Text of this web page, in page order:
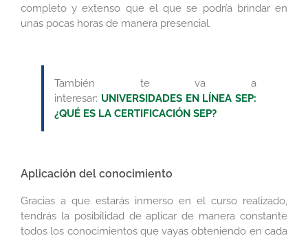
completo y extenso que el que se podría brindar en
unas pocas horas de manera presencial.
También te va a
interesar: UNIVERSIDADES EN LÍNEA SEP:
¿QUÉ ES LA CERTIFICACIÓN SEP?
Aplicación del conocimiento
Gracias a que estarás inmerso en el curso realizado,
tendrás la posibilidad de aplicar de manera constante
todos los conocimientos que vayas obteniendo en cada